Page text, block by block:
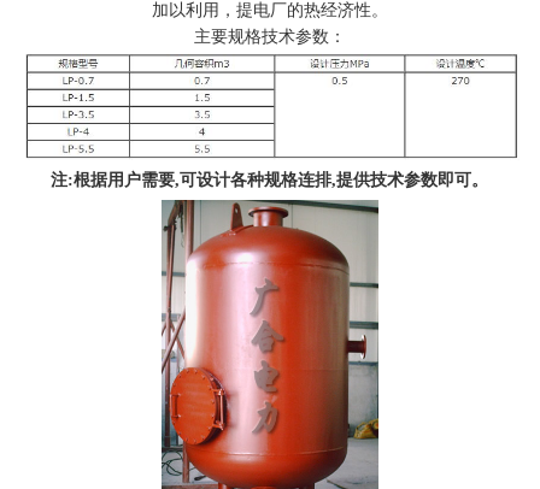
加以利用，提电厂的热经济性。
主要规格技术参数：
注:根据用户需要,可设计各种规格连排,提供技术参数即可。